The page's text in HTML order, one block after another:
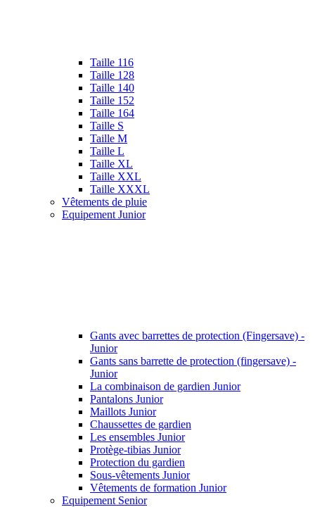
Taille 116
Taille 128
Taille 140
Taille 152
Taille 164
Taille S
Taille M
Taille L
Taille XL
Taille XXL
Taille XXXL
Vêtements de pluie
Equipement Junior
Gants avec barrettes de protection (Fingersave) -
Junior
Gants sans barrette de protection (fingersave) -
Junior
La combinaison de gardien Junior
Pantalons Junior
Maillots Junior
Chaussettes de gardien
Les ensembles Junior
Protège-tibias Junior
Protection du gardien
Sous-vêtements Junior
Vêtements de formation Junior
Equipement Senior